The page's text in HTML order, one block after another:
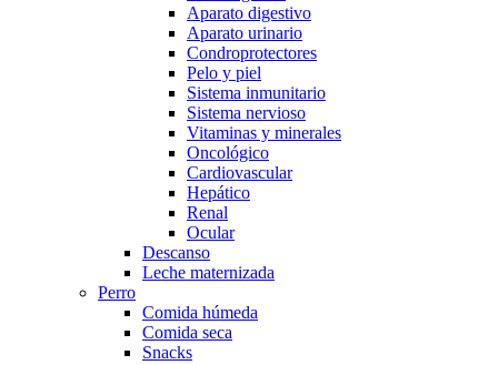
Aparato digestivo
Aparato urinario
Condroprotectores
Pelo y piel
Sistema inmunitario
Sistema nervioso
Vitaminas y minerales
Oncológico
Cardiovascular
Hepático
Renal
Ocular
Descanso
Leche maternizada
Perro
Comida húmeda
Comida seca
Snacks